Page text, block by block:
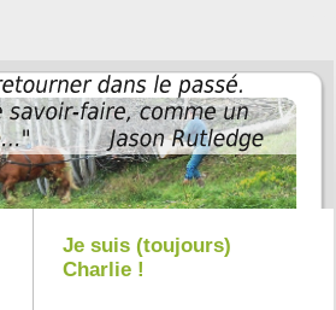
Je suis (toujours)
Charlie !